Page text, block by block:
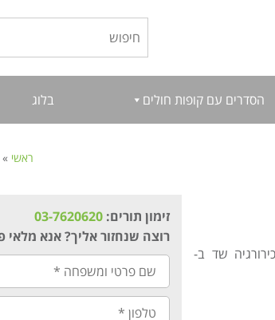
הסדרים עם קופות חולים בלוג
ראשי »
שד ב-
זימון תורים: 03-7620620
רוצה שנחזור אליך? אנא מלאי
שם
פרטי
ומשפחה
*
טלפון